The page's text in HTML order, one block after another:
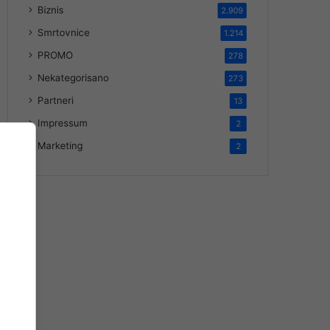
Biznis 2.909
Smrtovnice 1.214
PROMO 278
Nekategorisano 273
Partneri 13
Impressum 2
Marketing 2